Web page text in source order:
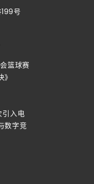
号
篮球赛
入电
数字竞